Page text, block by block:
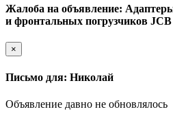
Жалоба на объявление:
и фронтальных погрузчиков JCB
×
Письмо для: Николай
Объявление давно не обновлялось